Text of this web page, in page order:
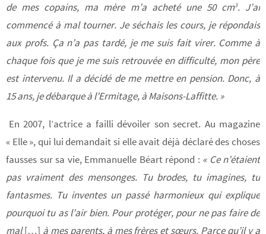
de mes copains, ma mère m’a acheté une 50 cm3. J’ai
commencé à mal tourner. Je séchais les cours, je répondais
aux profs. Ça n’a pas tardé, je me suis fait virer. Comme à
chaque fois que je me suis retrouvée en difficulté, mon père
est intervenu. Il a décidé de me mettre en pension. Donc, à
15 ans, je débarque à l’Ermitage, à Maisons-Laffitte. »
En 2007, l’actrice a failli dévoiler son secret. Au magazine
« Elle », qui lui demandait si elle avait déjà déclaré des choses
fausses sur sa vie, Emmanuelle Béart répond : « Ce n’étaient
pas vraiment des mensonges. Tu brodes, tu imagines, tu
fantasmes. Tu inventes un passé harmonieux qui explique
pourquoi tu as l’air bien. Pour protéger, pour ne pas faire de
mal[…] à mes parents, à mes frères et sœurs. Parce qu’il y a